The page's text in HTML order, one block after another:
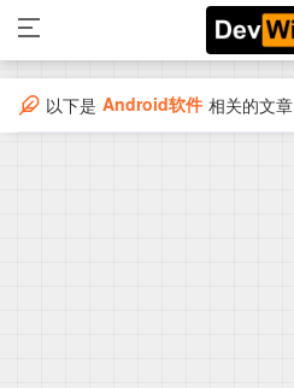
以下是 Android软件 相关的文章